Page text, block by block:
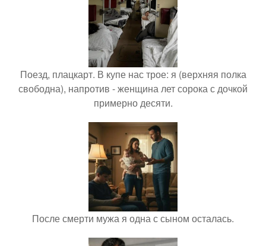
Поезд, плацкарт. В купе нас трое: я (верхняя полка
свободна), напротив - женщина лет сорока с дочкой
примерно десяти.
После смерти мужа я одна с сыном осталась.